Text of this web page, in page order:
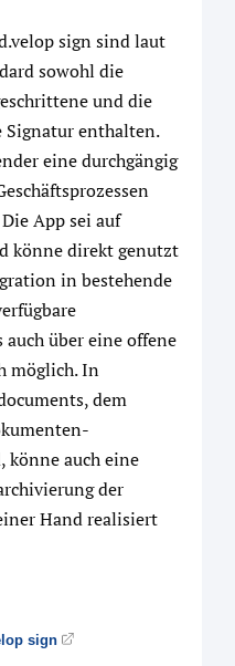
sign sind laut
sowohl die
und die
enthalten.
eine durchgängig
App sei auf
könne direkt genutzt
in bestehende
über eine offene
möglich. In
dem
könne auch eine
der
Hand realisiert
sign